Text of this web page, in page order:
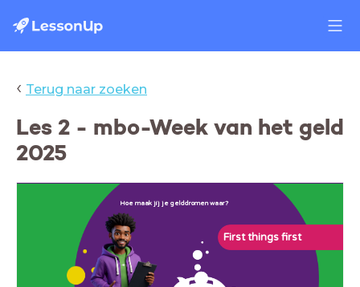
‹ Terug naar zoeken
Les 2 - mbo-Week van het geld
2025
Hoe maak jij je gelddromen waar?
First things first